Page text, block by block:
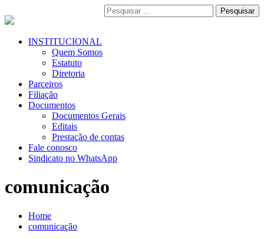
para
conteúdo
Pesquisar
por:
Menu
INSTITUCIONAL
Quem Somos
Estatuto
Diretoria
Parceiros
Filiação
Documentos
Documentos Gerais
Editais
Prestação de contas
Fale conosco
Sindicato no WhatsApp
comunicação
Home
comunicação